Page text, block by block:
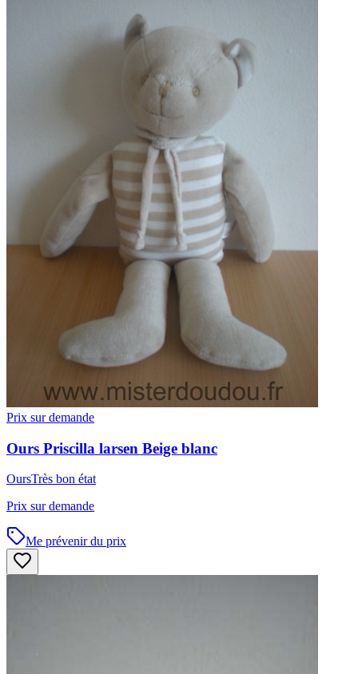
Prix sur demande
Ours Priscilla larsen Beige blanc
OursTrès bon état
Prix sur demande
Me prévenir du prix